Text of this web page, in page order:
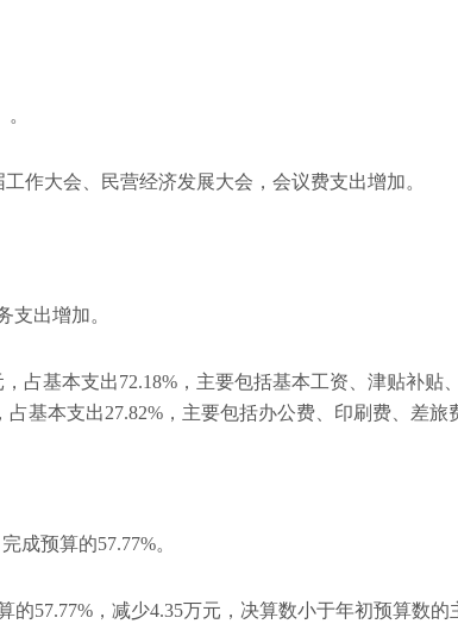
作大会、民营经济发展大会，会议费支出增加。
支出增加。
占基本支出72.18%，主要包括基本工资、津贴补
基本支出27.82%，主要包括办公费、印刷费、差
成预算的57.77%。
的57.77%，减少4.35万元，决算数小于年初预算数